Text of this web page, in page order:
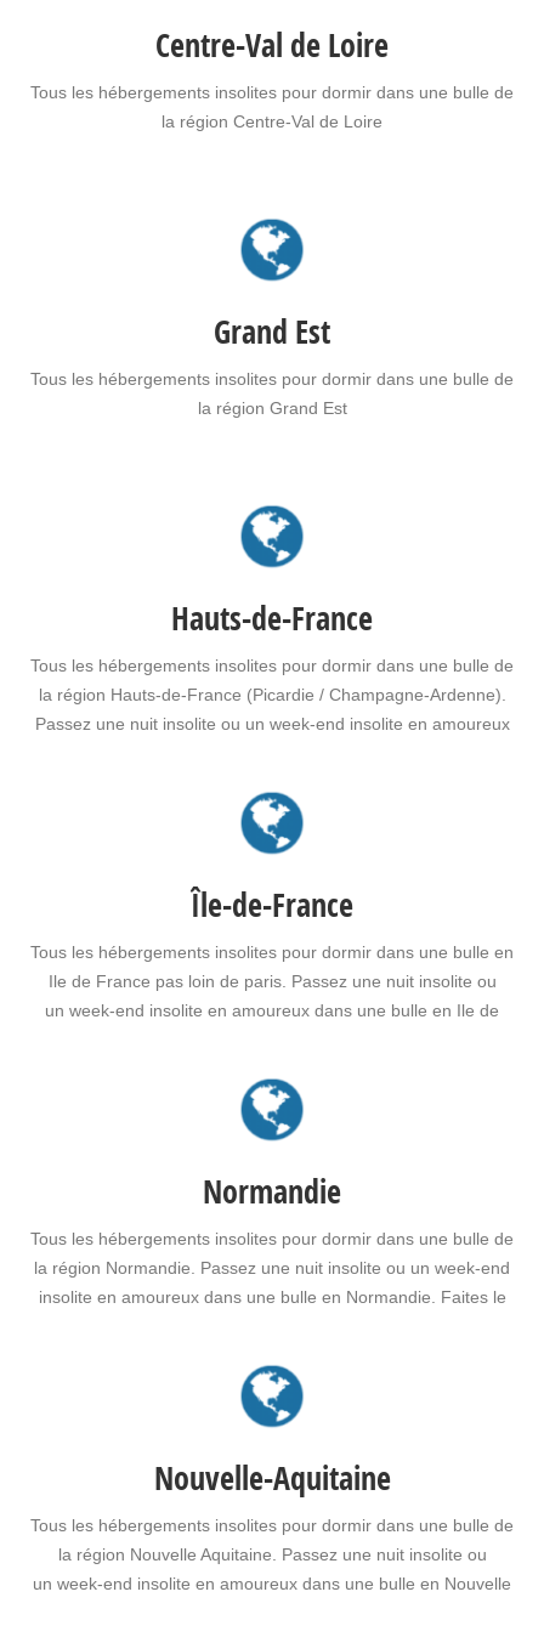
Centre-Val de Loire
Tous les hébergements insolites pour dormir dans une bulle de
la région Centre-Val de Loire
Grand Est
Tous les hébergements insolites pour dormir dans une bulle de
la région Grand Est
Hauts-de-France
Tous les hébergements insolites pour dormir dans une bulle de
la région Hauts-de-France (Picardie / Champagne-Ardenne).
Passez une nuit insolite ou un week-end insolite en amoureux
France pour vous ou pour offrir un cadeau insolite…
Île-de-France
Tous les hébergements insolites pour dormir dans une bulle en
Ile de France pas loin de paris. Passez une nuit insolite ou
un week-end insolite en amoureux dans une bulle en Ile de
un…
Normandie
Tous les hébergements insolites pour dormir dans une bulle de
la région Normandie. Passez une nuit insolite ou un week-end
insolite en amoureux dans une bulle en Normandie. Faites le
insolite à vos proches.
Nouvelle-Aquitaine
Tous les hébergements insolites pour dormir dans une bulle de
la région Nouvelle Aquitaine. Passez une nuit insolite ou
un week-end insolite en amoureux dans une bulle en Nouvelle